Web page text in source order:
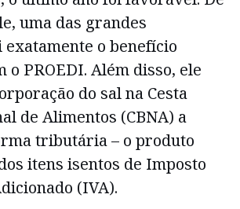
uma das grandes
exatamente o benefício
o PROEDI. Além disso, ele
do sal na Cesta
de Alimentos (CBNA) a
tributária – o produto
itens isentos de Imposto
(IVA).